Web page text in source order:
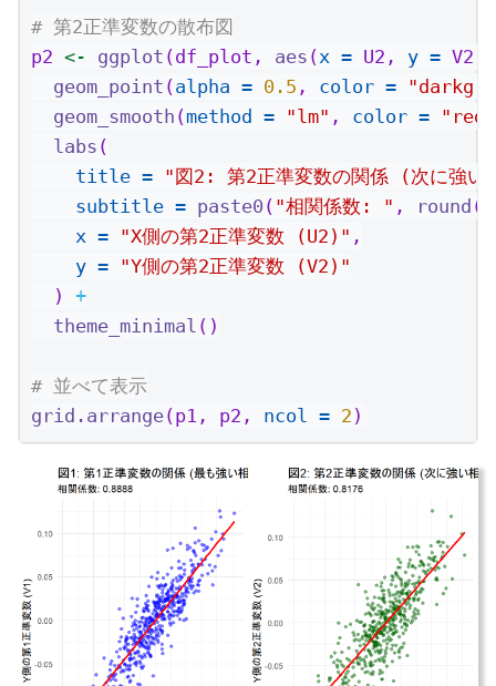
# 第2正準変数の散布図
p2 <- ggplot (df_plot, aes (x = U2, y =
geom_point (alpha = 0.5 , color =
geom_smooth (method = "lm" , color = "red"
labs (
title = "図2: 第2正準変数の関係 (次に強い
subtitle = paste0 ( "相関係数: " , round (
x = "X側の第2正準変数 (U2)" ,
y = "Y側の第2正準変数 (V2)"
  )
+
theme_minimal ()
# 並べて表示
grid.arrange(p1, p2, ncol = 2 )